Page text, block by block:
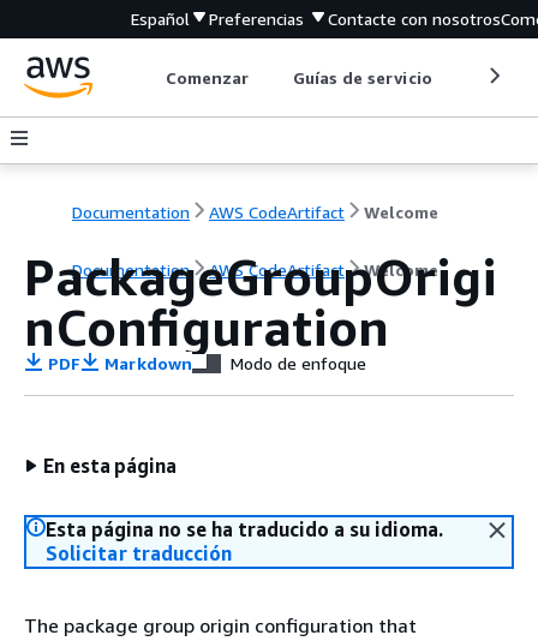
Español Preferencias Contacte con nosotros
Comenzar Guías de servicio
Documentation AWS CodeArtifact Welcome
Documentation AWS CodeArtifact Welcome
PackageGroupOrigi
nConfiguration
PDF Markdown Modo de enfoque
En esta página
Esta página no se ha traducido a su idioma.
Solicitar traducción
The package group origin configuration that